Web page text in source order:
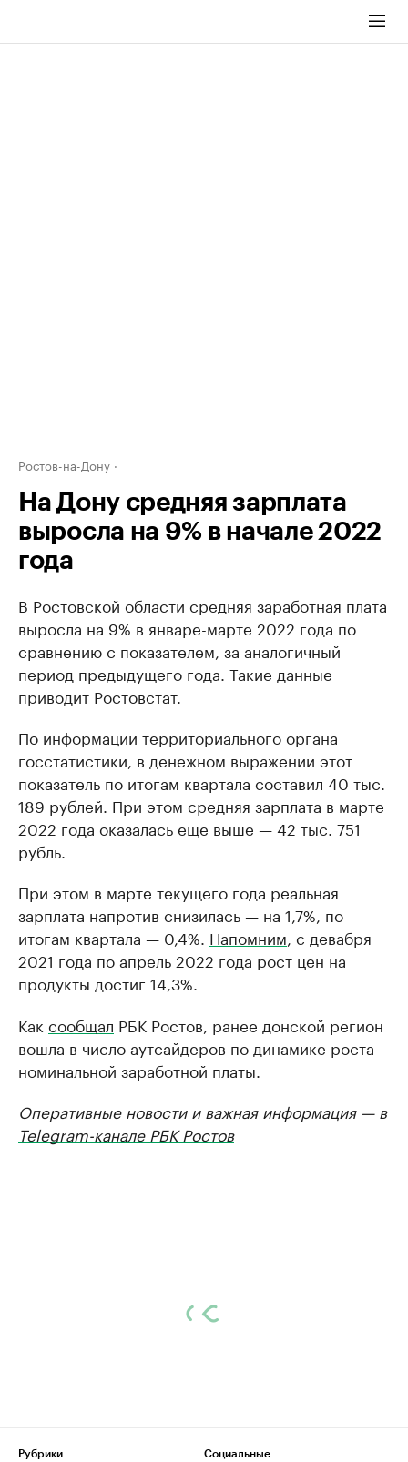
Ростов-на-Дону
На Дону средняя зарплата
выросла на 9% в начале 2022
года
В Ростовской области средняя заработная плата
выросла на 9% в январе-марте 2022 года по
сравнению с показателем, за аналогичный
период предыдущего года. Такие данные
приводит Ростовстат.
По информации территориального органа
госстатистики, в денежном выражении этот
показатель по итогам квартала составил 40 тыс.
189 рублей. При этом средняя зарплата в марте
2022 года оказалась еще выше — 42 тыс. 751
рубль.
При этом в марте текущего года реальная
зарплата напротив снизилась — на 1,7%, по
итогам квартала — 0,4%. Напомним , с девабря
2021 года по апрель 2022 года рост цен на
продукты достиг 14,3%.
Как сообщал РБК Ростов, ранее донской регион
вошла в число аутсайдеров по динамике роста
номинальной заработной платы.
Оперативные новости и важная информация — в
Telegram-канале РБК Ростов
Рубрики
Социальные